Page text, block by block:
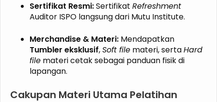
Sertifikat Resmi:Sertifikat Refreshment
Auditor ISPO langsung dari Mutu Institute.
Merchandise & Materi: Mendapatkan
Tumbler eksklusif,Soft file materi, sertaHard
file materi cetak sebagai panduan fisik di
lapangan.
Cakupan Materi Utama Pelatihan